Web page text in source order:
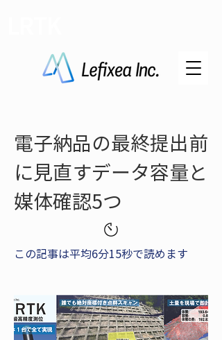
電子納品の最終提出前
に見直すデータ容量と
媒体確認5つ
この記事は平均6分15秒で読めます